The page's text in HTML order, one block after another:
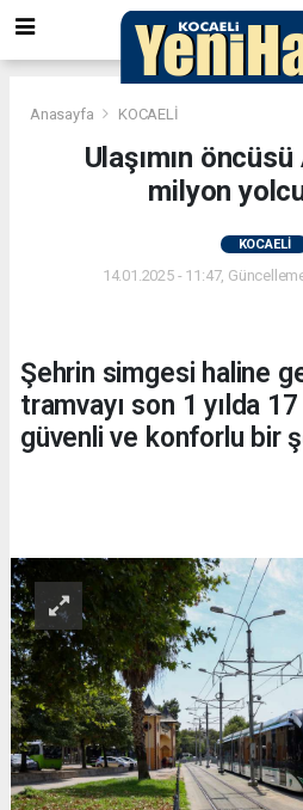
Anasayfa KOCAELİ
Ulaşımın
milyon
KOCAELİ
14.01.2025 - 11:47,
Şehrin simgesi haline
tramvayı son 1 yılda
güvenli ve konforlu bir